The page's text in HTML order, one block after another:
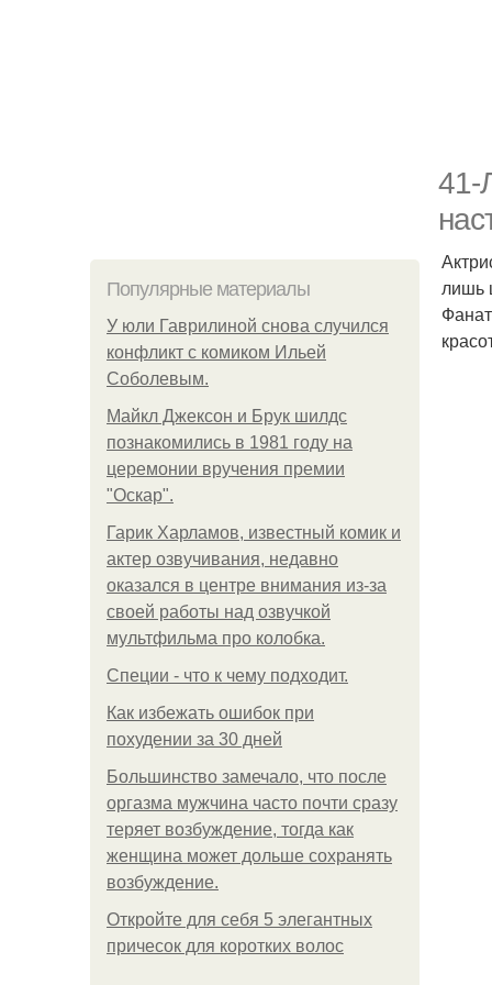
41-
Популярные материалы
У юли Гаврилиной снова случился
конфликт с комиком Ильей
Соболевым.
Майкл Джексон и Брук шилдс
познакомились в 1981 году на
церемонии вручения премии
"Оскар".
Гарик Харламов, известный комик и
актер озвучивания, недавно
оказался в центре внимания из-за
своей работы над озвучкой
мультфильма про колобка.
Специи - что к чему подходит.
Как избежать ошибок при
похудении за 30 дней
Большинство замечало, что после
оргазма мужчина часто почти сразу
теряет возбуждение, тогда как
женщина может дольше сохранять
возбуждение.
Откройте для себя 5 элегантных
причесок для коротких волос
лишь